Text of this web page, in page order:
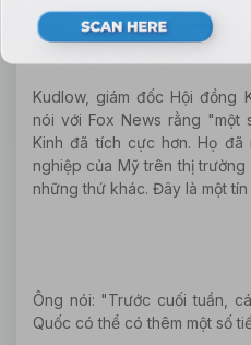
Kudlow, giám đốc Hội đồng
nói với Fox News rằng "một
Kinh đã tích cực hơn. Họ đã
nghiệp của Mỹ trên thị trường
những thứ khác. Đây là một tín
Ông nói: "Trước cuối tuần,
Quốc có thể có thêm một số